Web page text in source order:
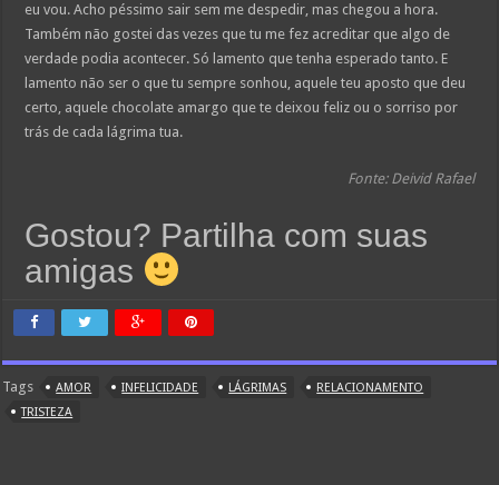
eu vou. Acho péssimo sair sem me despedir, mas chegou a hora.
Também não gostei das vezes que tu me fez acreditar que algo de
verdade podia acontecer. Só lamento que tenha esperado tanto. E
lamento não ser o que tu sempre sonhou, aquele teu aposto que deu
certo, aquele chocolate amargo que te deixou feliz ou o sorriso por
trás de cada lágrima tua.
Fonte: Deivid Rafael
Gostou? Partilha com suas
amigas
Tags AMOR INFELICIDADE LÁGRIMAS
RELACIONAMENTO
TRISTEZA